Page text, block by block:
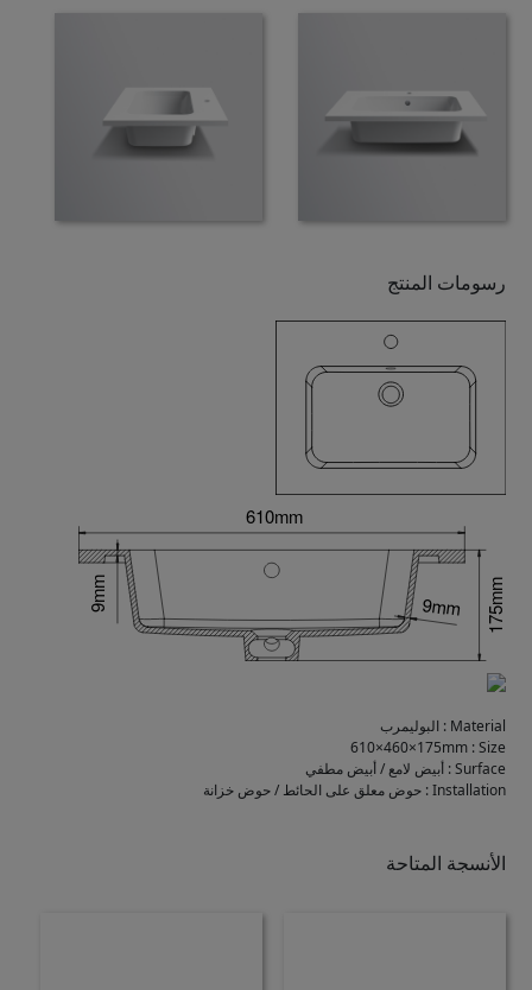
رسومات المنتج
Material
: البوليمرب
Size
:
610×460×175mm
Surface
: أبيض لامع / أبيض مطفي
Installation
: حوض معلق على الحائط / حوض خزانة
الأنسجة المتاحة